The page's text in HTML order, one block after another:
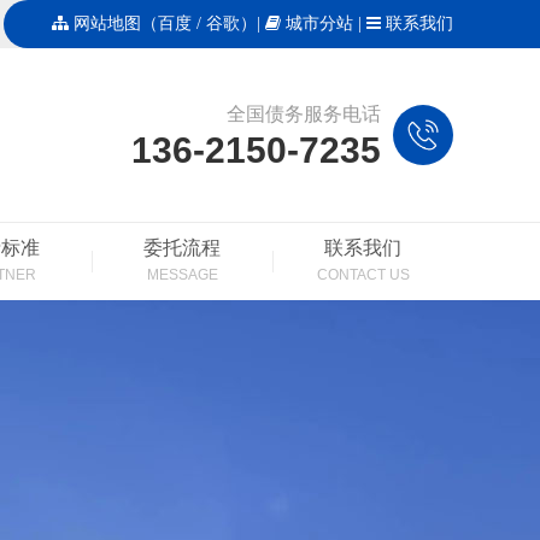
网站地图 （百度 / 谷歌 ）| 城市分站 联系我们
全国债务服务电话
136-2150-7235
准 委托流程
MESSAGE
联系我们
CONTACT US